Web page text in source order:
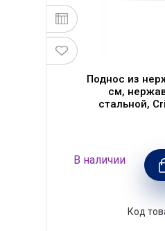
Поднос из
см,
стальной,
В наличии
Код